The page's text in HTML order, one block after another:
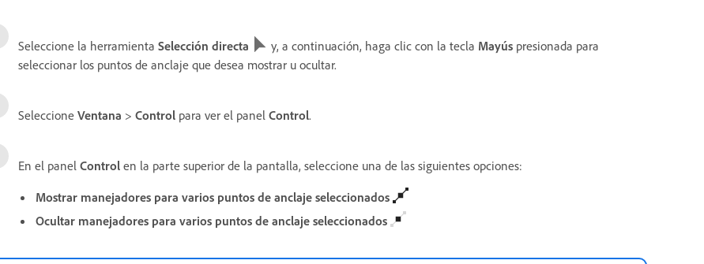
Seleccione la herramienta Selección directa y, a continuación, haga clic con la tecla Mayús presionada para
seleccionar los puntos de anclaje que desea mostrar u ocultar.
Seleccione Ventana > Control para ver el panel Control.
En el panel Control en la parte superior de la pantalla, seleccione una de las siguientes opciones:
Mostrar manejadores para varios puntos de anclaje seleccionados
Ocultar manejadores para varios puntos de anclaje seleccionados